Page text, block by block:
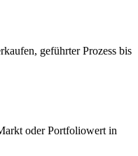
geführter Prozess bis
oder Portfoliowert in